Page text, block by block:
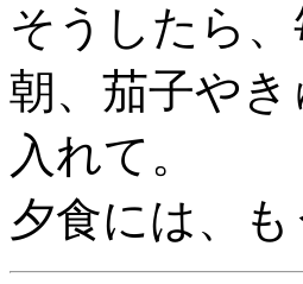
そうしたら
朝、茄子や
入れて。
夕食には、